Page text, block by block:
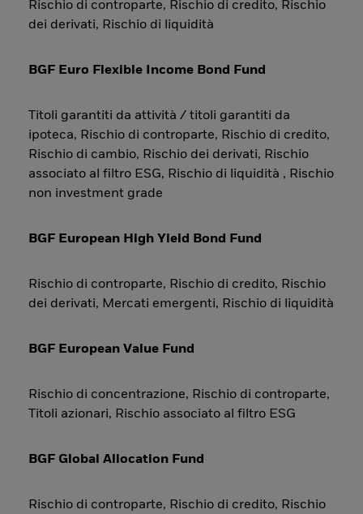
Rischio di controparte, Rischio di credito, Rischio
dei derivati, Rischio di liquidità
BGF Euro Flexible Income Bond Fund
Titoli garantiti da attività / titoli garantiti da
ipoteca, Rischio di controparte, Rischio di credito,
Rischio di cambio, Rischio dei derivati, Rischio
associato al filtro ESG, Rischio di liquidità , Rischio
non investment grade
BGF European High Yield Bond Fund
Rischio di controparte, Rischio di credito, Rischio
dei derivati, Mercati emergenti, Rischio di liquidità
BGF European Value Fund
Rischio di concentrazione, Rischio di controparte,
Titoli azionari, Rischio associato al filtro ESG
BGF Global Allocation Fund
Rischio di controparte, Rischio di credito, Rischio